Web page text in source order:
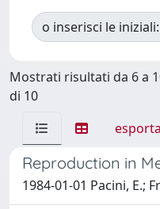
o inserisci le iniziali:
Mostrati risultati da 6 a
di 10
Reproduction in
1984-01-01 Pacini, E.;